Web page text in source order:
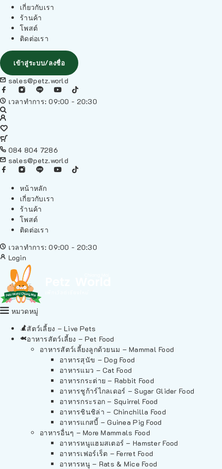
เกี่ยวกับเรา
ร้านค้า
โพสต์
ติดต่อเรา
เข้าสู่ระบบ/ลงชื่อ
sales@petz.world
เวลาทำการ: 09:00 - 20:30
084 804 7286
sales@petz.world
หน้าหลัก
เกี่ยวกับเรา
ร้านค้า
โพสต์
ติดต่อเรา
เวลาทำการ: 09:00 - 20:30
Login
หมวดหมู่
สัตว์เลี้ยง – Live Pets
อาหารสัตว์เลี้ยง – Pet Food
อาหารสัตว์เลี้ยงลูกด้วยนม – Mammal Food
อาหารสุนัข – Dog Food
อาหารแมว – Cat Food
อาหารกระต่าย – Rabbit Food
อาหารชูก้าร์ไกลเดอร์ – Sugar Glider Food
อาหารกระรอก – Squirrel Food
อาหารชินชิล่า – Chinchilla Food
อาหารแกสบี้ – Guinea Pig Food
อาหารอื่นๆ – More Mammals Food
อาหารหนูแฮมสเตอร์ – Hamster Food
อาหารเฟอร์เร็ต – Ferret Food
อาหารหนู – Rats & Mice Food